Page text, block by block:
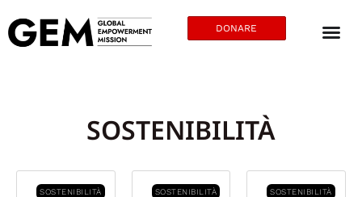
DONARE
SOSTENIBILITÀ
SOSTENIBILITÀ SOSTENIBILITÀ SOSTENIBILITÀ